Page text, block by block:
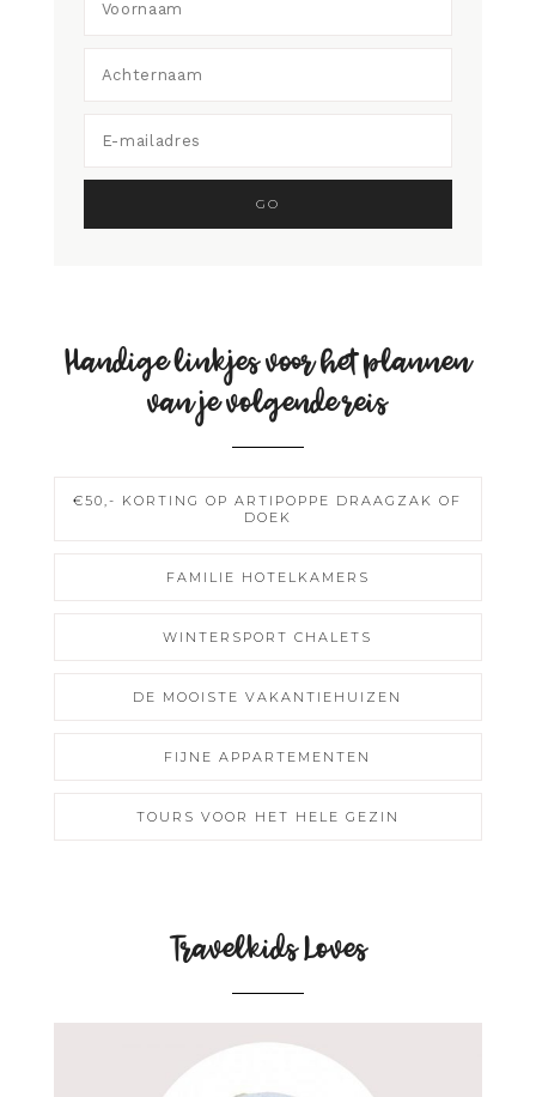
Handige linkjes voor het plannen
van je volgende reis
€50,- KORTING OP ARTIPOPPE DRAAGZAK OF
DOEK
FAMILIE HOTELKAMERS
WINTERSPORT CHALETS
DE MOOISTE VAKANTIEHUIZEN
FIJNE APPARTEMENTEN
TOURS VOOR HET HELE GEZIN
Travelkids Loves